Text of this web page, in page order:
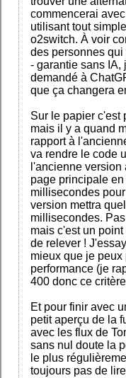
commencerai
utilisant tout
o2switch. À voir
des personnes qui
- garantie sans IA,
demandé à
que ça changera
Sur le papier c'est
mais il y a quand
rapport à
va rendre le code
l'ancienne
page principale
millisecondes
version mettra
millisecondes.
mais c'est un
de relever !
mieux que je
performance (je
400 donc ce
Et pour finir avec
petit aperçu de la
avec les flux de
sans nul doute la
le plus
toujours pas de